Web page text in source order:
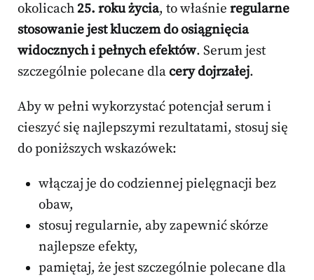
okolicach 25. roku życia, to właśnie regularne
stosowanie jest kluczem do osiągnięcia
widocznych i pełnych efektów. Serum jest
szczególnie polecane dlacery dojrzałej.
Aby w pełni wykorzystać potencjał serum i
cieszyć się najlepszymi rezultatami, stosuj się
do poniższych wskazówek:
włączaj je do codziennej pielęgnacji bez
obaw,
stosuj regularnie, aby zapewnić skórze
najlepsze efekty,
pamiętaj, że jest szczególnie polecane dla